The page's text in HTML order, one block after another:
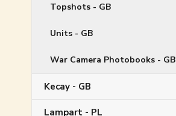
Topshots - GB
Units - GB
War Camera Photobooks - GB
Kecay - GB
Lampart - PL